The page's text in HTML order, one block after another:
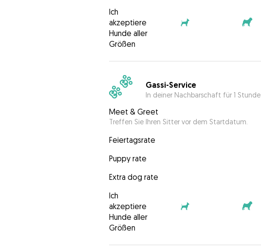
Ich
akzeptiere
Hunde aller
Größen
Gassi-Service
In deiner Nachbarschaft für 1 Stunde
Meet & Greet
Treffen Sie Ihren Sitter vor dem Startdatum.
Feiertagsrate
Puppy rate
Extra dog rate
Ich
akzeptiere
Hunde aller
Größen